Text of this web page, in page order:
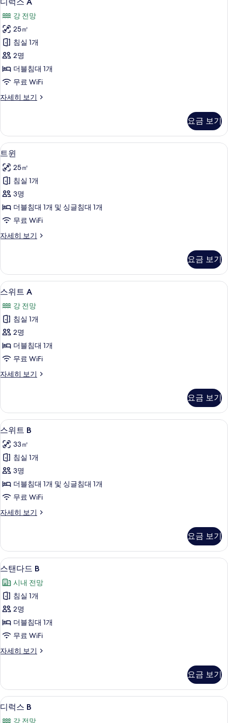
히
보
기
럭
스
A
사
진
모
두
보
강 전망
25㎡
침실 1개
2명
더블침대 1개
무료 WiFi
자세히 보기
디
자
세
히
기
요금 보기
트
윈
사
진
모
두
기
트윈 | 고급 침구, 오리/거위털 이불, 책
2
트윈
25㎡
침실 1개
3명
더블침대 1개 및 싱글침대 1개
무료 WiFi
자세히 보기
트
히
보
기
요금 보기
스
트
A
사
진
모
두
기
스위트 A | 고급 침구, 오리/거위털 이
9
스위트 A
강 전망
침실 1개
2명
더블침대 1개
무료 WiFi
자세히 보기
스
자
세
히
기
요금 보기
스
위
트
B
사
진
모
두
기
스위트 B | 고급 침구, 오리/거위털 이
11
스위트 B
33㎡
침실 1개
3명
더블침대 1개 및 싱글침대 1개
무료 WiFi
자세히 보기
스
자
세
히
기
요금 보기
스
탠
다
드
B
사
진
모
보
기
스탠다드 B | 고급 침구, 오리/거위털
1
스탠다드 B
시내 전망
침실 1개
2명
더블침대 1개
무료 WiFi
자세히 보기
스
B
자
세
히
요금 보기
디
럭
디럭스 B | 고급 침구, 오리/거위털 이
2
디럭스 B
강 전망